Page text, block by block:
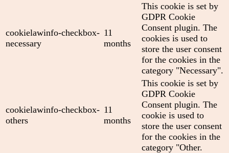
cookielawinfo-checkbox-
necessary
11
months
This cookie is set by
GDPR Cookie
Consent plugin. The
cookies is used to
store the user consent
for the cookies in the
category "Necessary".
cookielawinfo-checkbox-
others
11
months
This cookie is set by
GDPR Cookie
Consent plugin. The
cookie is used to
store the user consent
for the cookies in the
category "Other.